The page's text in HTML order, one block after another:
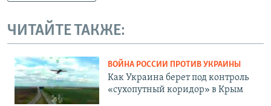
ЧИТАЙТЕ ТАКЖЕ:
ВОЙНА РОССИИ ПРОТИВ УКРАИНЫ
Как Украина берет под контроль
«сухопутный коридор» в Крым